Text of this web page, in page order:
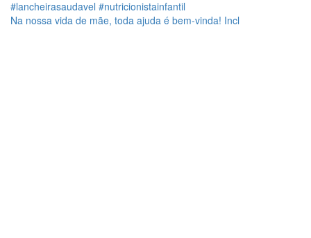
Na nossa vida de mãe, toda ajuda é bem-vinda! Incl